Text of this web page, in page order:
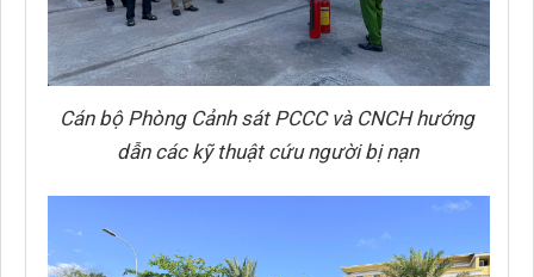
Cán bộ Phòng Cảnh sát PCCC và CNCH hướng
dẫn các kỹ thuật cứu người bị nạn